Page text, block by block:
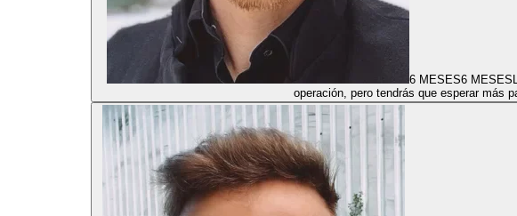
6 MESES6 MESES
operación, pero tendrás que esperar más